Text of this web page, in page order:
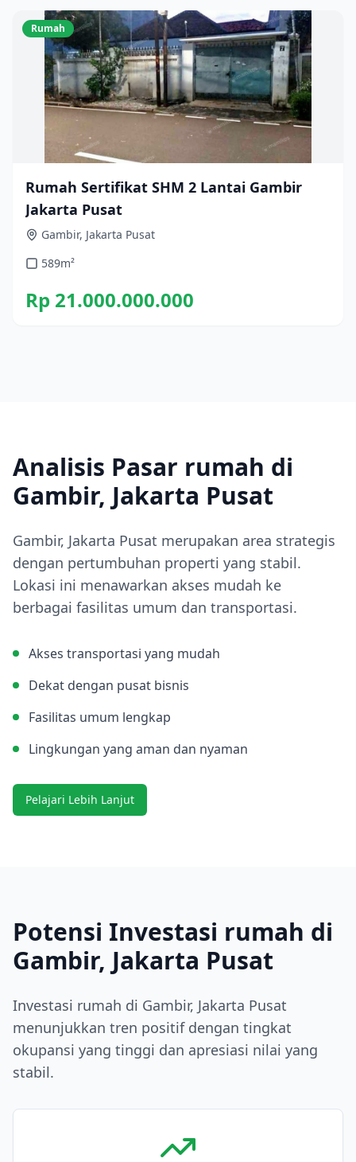
Rumah
Rumah Sertifikat SHM 2 Lantai Gambir
Jakarta Pusat
Gambir, Jakarta Pusat
589m²
Rp 21.000.000.000
Analisis Pasar rumah di
Gambir, Jakarta Pusat
Gambir, Jakarta Pusat merupakan area strategis
dengan pertumbuhan properti yang stabil.
Lokasi ini menawarkan akses mudah ke
berbagai fasilitas umum dan transportasi.
Akses transportasi yang mudah
Dekat dengan pusat bisnis
Fasilitas umum lengkap
Lingkungan yang aman dan nyaman
Pelajari Lebih Lanjut
Potensi Investasi rumah di
Gambir, Jakarta Pusat
Investasi rumah di Gambir, Jakarta Pusat
menunjukkan tren positif dengan tingkat
okupansi yang tinggi dan apresiasi nilai yang
stabil.